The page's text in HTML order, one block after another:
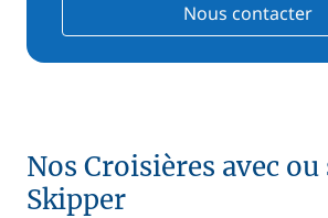
Nous contacter
Nos Croisières avec ou
Skipper